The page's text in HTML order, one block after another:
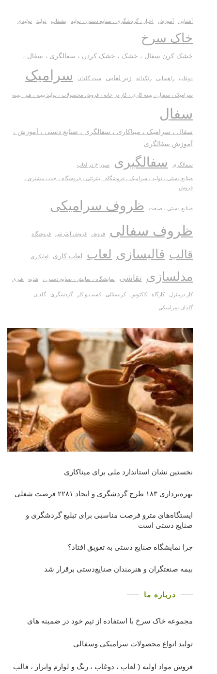
آشنایی آموزش اخبار ، گردشگری ، صنایع دستی ، تولید بشقاب تولید تولیدی
خاک سرخ
خشک کرن سفال ، خشک ، خشک کردن ، سفالگری ، سفال ،
دوغاب راهنمایی رنگدانه زیر لعابی ست گلدان سرامیک
سرامیک ، سفال ، پتینه کاری ، کار در خانه ، فروش محصولات ، تولید پتینه ، هنر_پتینه
سفال
سفال ، سرامیک ، میناکاری ، سفالگری ، صنایع دستی ، آموزش ،
آموزش سفالگری
سفالگری سفالگیری
سوراخ در لعاب
صنایع دستی ، تولید ، سرامیک ، فروشگاه_اینترنتی ، فروشگاه ، جذب مشتری ،
فروش
صنایع دستی ، صنعت ظروف سرامیکی
ظروف سفالی فروش فروش اینترنتی فروشگاه
قالب قالبسازی لعاب لعاب کاری لعابکاری
مدلسازی نقاشی نمایشگاه ، نمایش ، صنایع دستی ، هدیه هنری
کار درمنزل کارگاه کاکتوس کریستالی کسب و کار گردشگری
گلدان
گلدان سرامیکی
نخستین نشان استاندارد ملی برای میناکاری
بهره‌برداری ١٨٣ طرح گردشگری و ایجاد ٢٢٨١ فرصت شغلی
ایستگاه‌های مترو فرصت مناسبی برای تبلیغ گردشگری و
صنایع دستی است
چرا نمایشگاه صنایع دستی به تعویق افتاد؟
بیمه صنعتگران و هنرمندان صنایع‌دستی برقرار شد
درباره ما
مجموعه خاک سرخ با استفاده از تیم خود در ضمینه های
تولید انواع محصولات سرامیکی وسفالی
فروش مواد اولیه ( لعاب ، دوغاب ، رنگ و لوازم وابزار ، قالب